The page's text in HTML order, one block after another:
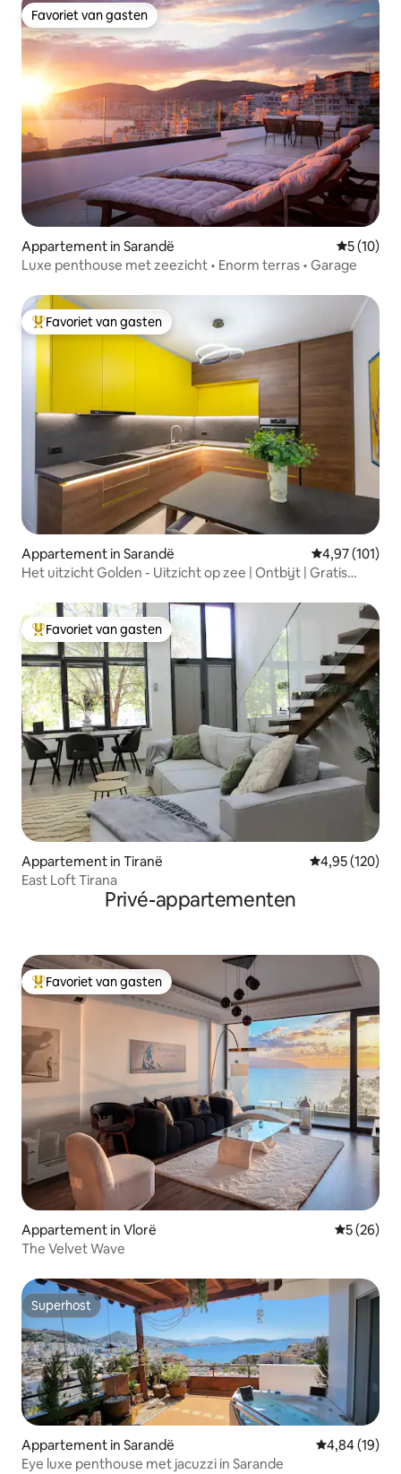
Favoriet van gasten
Favoriet van gasten
Appartement in Sarandë
5 (10)
Luxe penthouse met zeezicht • Enorm terras • Garage
Topfavoriet van gasten
Favoriet van gasten
Appartement in Sarandë Gemiddelde
4,97 (101)
Het uitzicht Golden - Uitzicht op zee | Ontbijt | Gratis
Topfavoriet van gasten
Favoriet van gasten
Appartement in Tiranë Gemiddelde
4,95 (120)
East Loft Tirana
Privé-appartementen
Topfavoriet van gasten
Favoriet van gasten
Appartement in Vlorë
5 (26)
The Velvet Wave
Superhost
Superhost
Appartement in Sarandë Gemiddelde
4,84 (19)
Eye luxe penthouse met jacuzzi in Sarande